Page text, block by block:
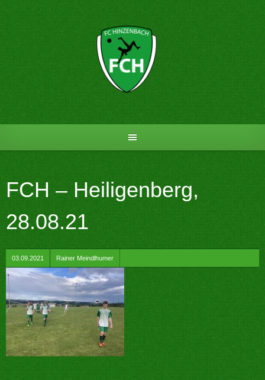
to
FCH – Heiligenberg,
28.08.21
03.09.2021 Rainer Meindlhumer